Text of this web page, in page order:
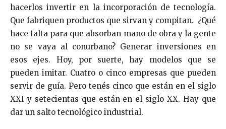
hacerlos invertir en la incorporación de tecnología.
Que fabriquen productos que sirvan y compitan. ¿Qué
hace falta para que absorban mano de obra y la gente
no se vaya al conurbano? Generar inversiones en
esos ejes. Hoy, por suerte, hay modelos que se
pueden imitar. Cuatro o cinco empresas que pueden
servir de guía. Pero tenés cinco que están en el siglo
XXI y setecientas que están en el siglo XX. Hay que
dar un salto tecnológico industrial.